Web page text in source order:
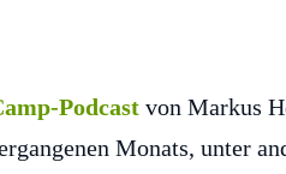
Podcast von Markus
Monats, unter